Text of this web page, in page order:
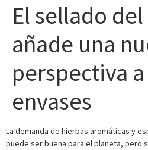
El sellado
añade una
perspectiva
envases
La demanda de hierbas aromáticas y
puede ser buena para el planeta, pero